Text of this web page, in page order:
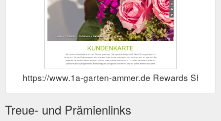
https://www.1a-garten-ammer.de Rewards Show
Treue- und Prämienlinks